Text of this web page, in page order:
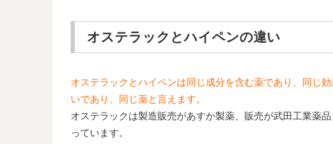
オステラックとハイペンの違い
オステラックとハイペンは同じ成分を含む薬であり、同じ
いであり、同じ薬と言えます。
オステラックは製造販売があすか製薬、販売が武田工業薬
っています。